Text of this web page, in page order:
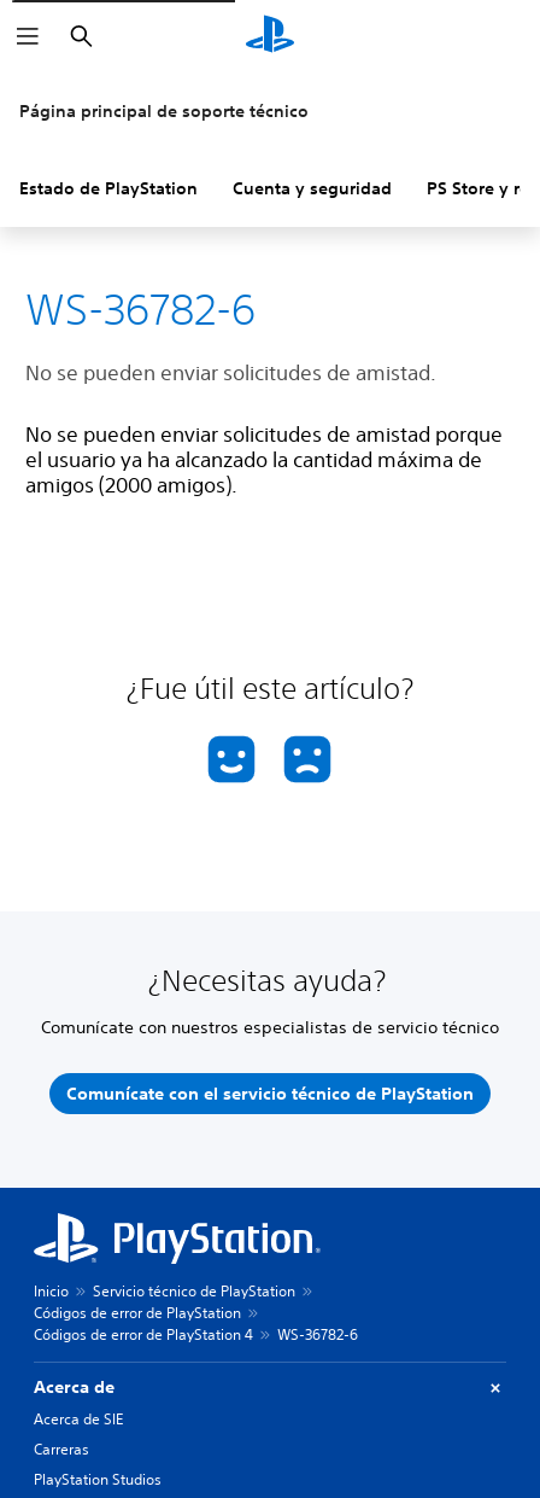
Buscar
Página principal de soporte técnico
Estado de PlayStation Cuenta y seguridad PS Store y
WS-36782-6
No se pueden enviar solicitudes de amistad.
No se pueden enviar solicitudes de amistad porque
el usuario ya ha alcanzado la cantidad máxima de
amigos (2000 amigos).
¿Fue útil este artículo?
¿Necesitas ayuda?
Comunícate con nuestros especialistas de servicio técnico
Comunícate con el servicio técnico de PlayStation
Inicio
Servicio técnico de PlayStation
Códigos de error de PlayStation
Códigos de error de PlayStation 4
WS-36782-6
Acerca de
Acerca de SIE
Carreras
PlayStation Studios